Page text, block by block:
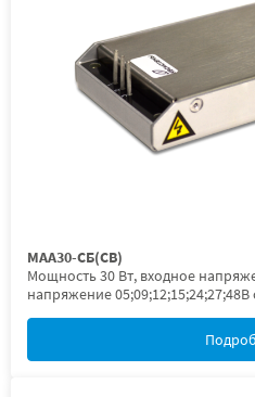
МАА30-СБ(СВ)
Мощность 30 Вт, входное
напряжение